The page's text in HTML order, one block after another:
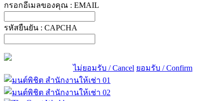
กรอกอีเมลของคุณ : EMAIL
รหัสยืนยัน : CAPCHA
ไม่ยอมรับ / Cancel ยอมรับ / Confirm